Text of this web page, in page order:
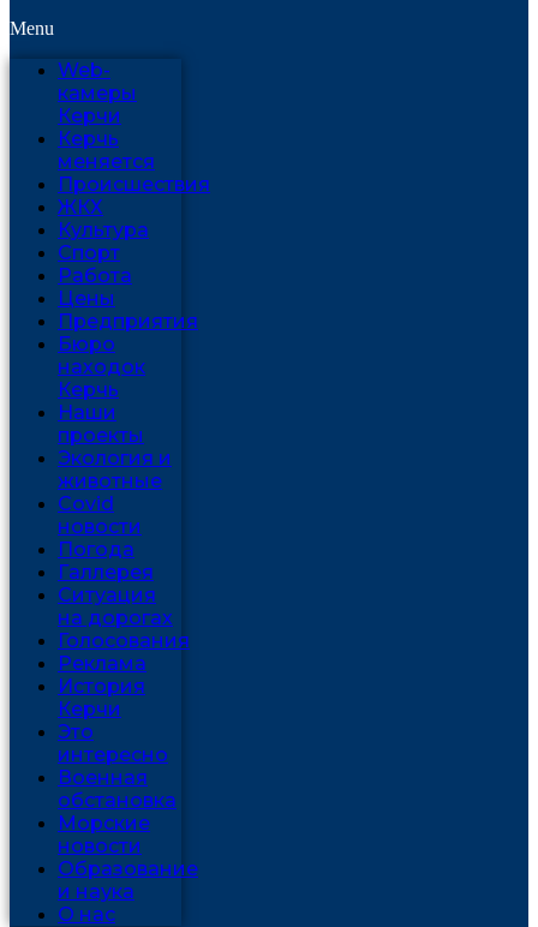
Menu
Web-
камеры
Керчи
Керчь
меняется
Проиcшествия
ЖКХ
Культура
Спорт
Работа
Цены
Предприятия
Бюро
находок
Керчь
Наши
проекты
Экология и
животные
Covid
новости
Погода
Галлерея
Ситуация
на дорогах
Голосования
Реклама
История
Керчи
Это
интересно
Военная
обстановка
Морские
новости
Образование
и наука
О нас